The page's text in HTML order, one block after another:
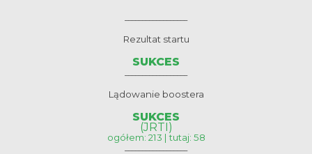
Rezultat startu
SUKCES
Lądowanie boostera
SUKCES
(JRTI)
ogółem: 213 | tutaj: 58